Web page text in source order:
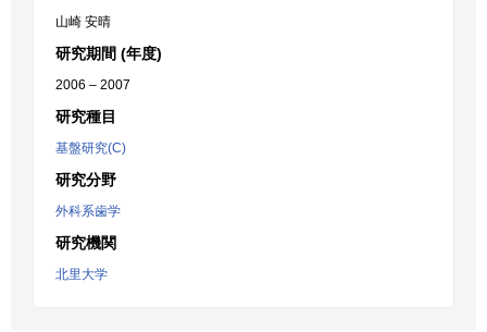
山崎 安晴
研究期間 (年度)
2006 – 2007
研究種目
基盤研究(C)
研究分野
外科系歯学
研究機関
北里大学